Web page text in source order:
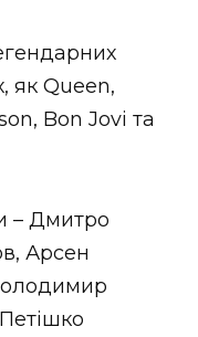
як Queen,
Bon Jovi та
– Дмитро
Арсен